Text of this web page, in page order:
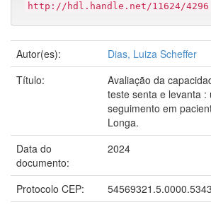
http://hdl.handle.net/11624/4296
Autor(es):
Dias, Luiza Scheffer
Título:
Avaliação da
teste senta e levanta :
seguimento em
Longa.
Data do
documento:
2024
Protocolo CEP: